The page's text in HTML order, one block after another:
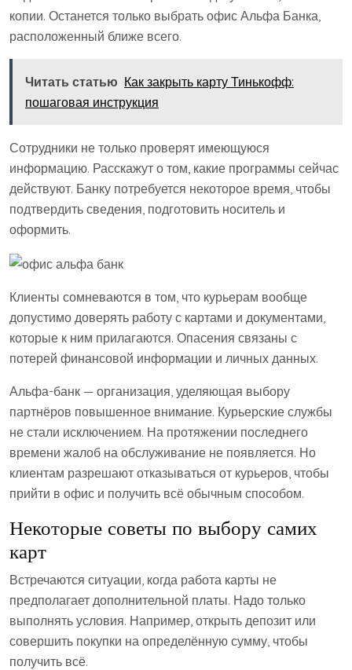
копии. Останется только выбрать офис Альфа Банка,
расположенный ближе всего.
Читать статью Как закрыть карту Тинькофф:
пошаговая инструкция
Сотрудники не только проверят имеющуюся
информацию. Расскажут о том, какие программы сейчас
действуют. Банку потребуется некоторое время, чтобы
подтвердить сведения, подготовить носитель и
оформить.
Клиенты сомневаются в том, что курьерам вообще
допустимо доверять работу с картами и документами,
которые к ним прилагаются. Опасения связаны с
потерей финансовой информации и личных данных.
Альфа-банк — организация, уделяющая выбору
партнёров повышенное внимание. Курьерские службы
не стали исключением. На протяжении последнего
времени жалоб на обслуживание не появляется. Но
клиентам разрешают отказываться от курьеров, чтобы
прийти в офис и получить всё обычным способом.
Некоторые советы по выбору самих
карт
Встречаются ситуации, когда работа карты не
предполагает дополнительной платы. Надо только
выполнять условия. Например, открыть депозит или
совершить покупки на определённую сумму, чтобы
получить всё.